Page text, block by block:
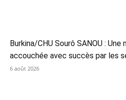
Burkina/CHU Sourô SANOU :
accouchée avec succès par les
6 août 2026